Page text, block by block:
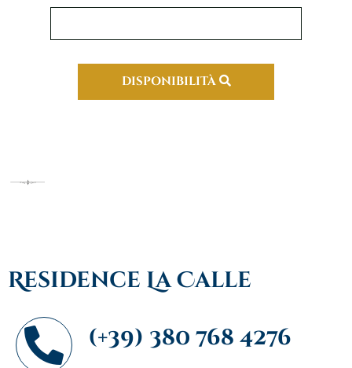
DISPONIBILITÀ
Residence La Calle
(+39) 380 768 4276